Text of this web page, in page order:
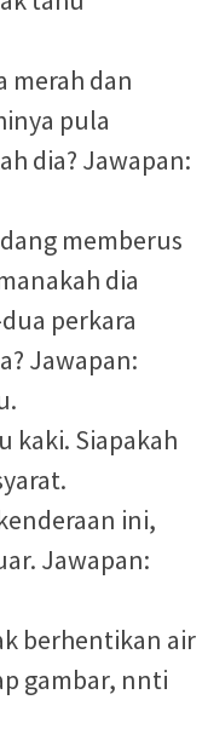
merah dan
pula
dia? Jawapan:
memberus
dia
perkara
Jawapan:
kaki. Siapakah
ini,
Jawapan:
berhentikan air
gambar, nnti